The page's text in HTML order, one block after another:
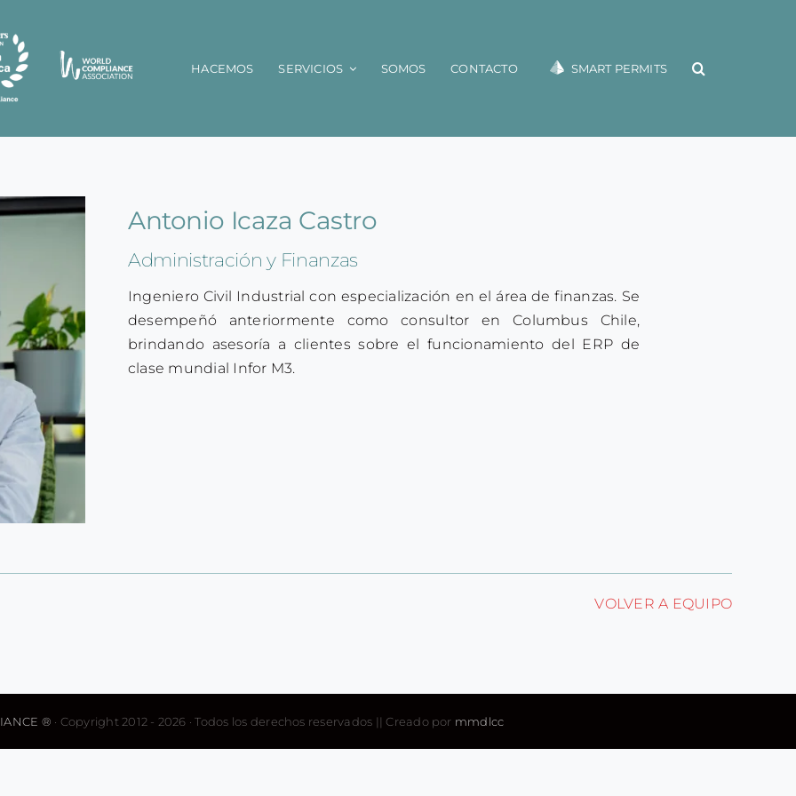
HACEMOS SERVICIOS SOMOS CONTACTO SMART PERMITS
Antonio Icaza Castro
Administración y Finanzas
Ingeniero Civil Industrial con especialización en el área de finanzas. Se
desempeñó anteriormente como consultor en Columbus Chile,
brindando asesoría a clientes sobre el funcionamiento del ERP de
clase mundial Infor M3.
VOLVER A EQUIPO
® · Copyright 2012 - 2026 · Todos los derechos reservados || Creado por mmdlcc